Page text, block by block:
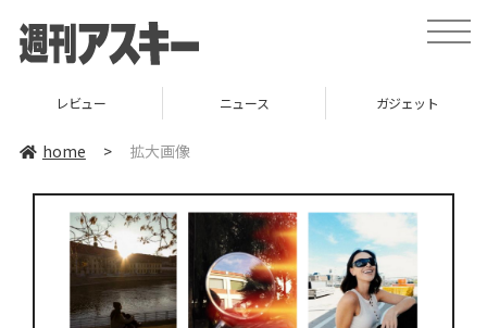
toggle
レビュー ニュース ガジェット
home > 拡大画像